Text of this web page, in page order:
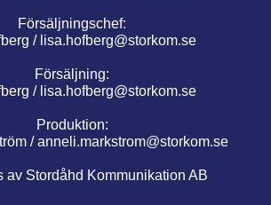
Försäljningschef:
/ lisa.hofberg@storkom.se
Försäljning:
/ lisa.hofberg@storkom.se
Produktion:
/anneli.markstrom@storkom.se
av Stordåhd Kommunikation AB